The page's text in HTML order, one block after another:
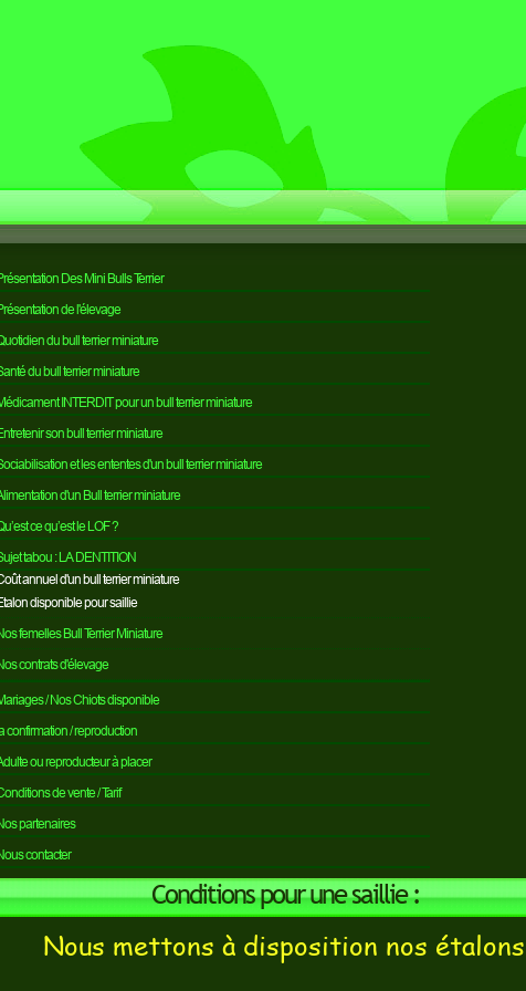
Des Mini Bulls Terrier
de l'élevage
du bull terrier miniature
du bull terrier miniature
INTERDIT pour un bull terrier miniature
son bull terrier miniature
et les ententes d'un bull terrier miniature
d'un Bull terrier miniature
ce qu’est le LOF ?
tabou : LA DENTITION
annuel d'un bull terrier miniature
disponible pour saillie
femelles Bull Terrier Miniature
contrats d'élevage
/ Nos Chiots disponible
confirmation / reproduction
ou reproducteur à placer
de vente / Tarif
partenaires
contacter
Conditions pour une saillie :
Nous mettons à disposition nos